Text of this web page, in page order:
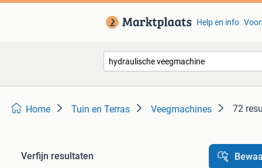
Help en info
Home Tuin en Terras Veegmachines 72
Verfijn resultaten